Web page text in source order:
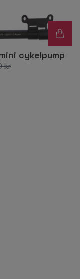
cykelpump
kr